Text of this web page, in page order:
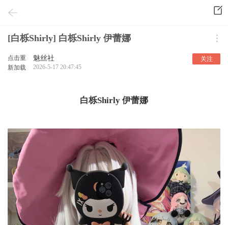
[白栎Shirly] 白栎Shirly 伊蕾娜
点击重
新加载
魅丝社
2026-5-17 20:47:45
关注
白栎Shirly 伊蕾娜